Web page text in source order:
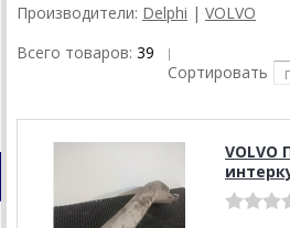
Производители: Delphi | VOLVO
Всего товаров: 39 |
Сортировать
VOLVO